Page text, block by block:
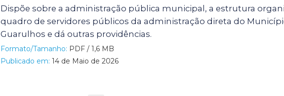
Dispõe sobre a administração pública municipal, a estrutura
quadro de servidores públicos da administração direta do
Guarulhos e dá outras providências.
Formato/Tamanho: PDF / 1,6 MB
Publicado em: 14 de Maio de 2026